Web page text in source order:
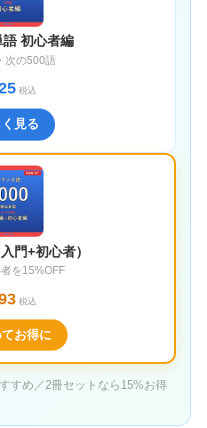
語 初心者編
次の500語
税込
見る
門+初心者）
を15%OFF
税込
てお得に
すめ／2冊セットなら15%お得